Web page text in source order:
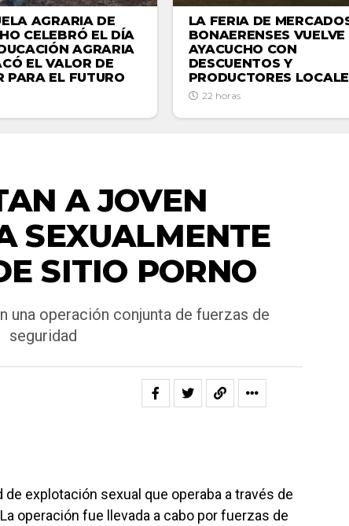
AGRARIA DE
CELEBRÓ EL DÍA
AGRARIA
EL VALOR DE
PARA EL FUTURO
LA FERIA DE
BONAERENSES VUELVE
AYACUCHO CON
DESCUENTOS Y
PRODUCTORES
22 horas
A JOVEN
SEXUALMENTE
SITIO PORNO
una operación conjunta de fuerzas de
seguridad
explotación sexual que operaba a través de
operación fue llevada a cabo por fuerzas de